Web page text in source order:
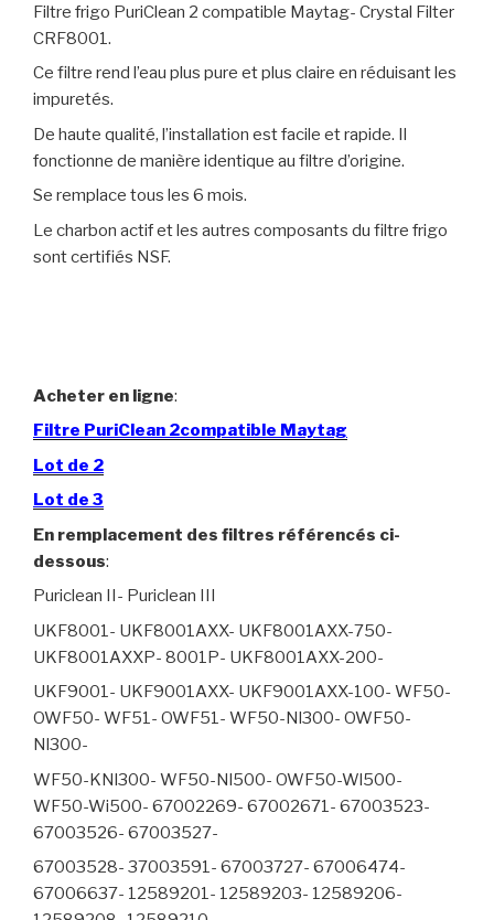
Filtre frigo PuriClean 2 compatible Maytag- Crystal Filter
CRF8001.
Ce filtre rend l’eau plus pure et plus claire en réduisant les
impuretés.
De haute qualité, l’installation est facile et rapide. Il
fonctionne de manière identique au filtre d’origine.
Se remplace tous les 6 mois.
Le charbon actif et les autres composants du filtre frigo
sont certifiés NSF.
Acheter en ligne:
Filtre PuriClean 2compatible Maytag
Lot de 2
Lot de 3
En remplacement des filtres référencés ci-
dessous:
Puriclean II- Puriclean III
UKF8001- UKF8001AXX- UKF8001AXX-750-
UKF8001AXXP- 8001P- UKF8001AXX-200-
UKF9001- UKF9001AXX- UKF9001AXX-100- WF50-
OWF50- WF51- OWF51- WF50-Nl300- OWF50-
Nl300-
WF50-KNl300- WF50-Nl500- OWF50-Wl500-
WF50-Wi500- 67002269- 67002671- 67003523-
67003526- 67003527-
67003528- 37003591- 67003727- 67006474-
67006637- 12589201- 12589203- 12589206-